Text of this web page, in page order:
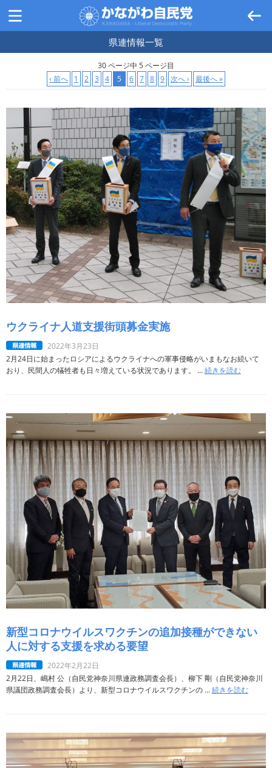
県連情報一覧
30 ページ中 5 ページ目
‹ 前へ
1 2 3 4 5 6 7 8 9 次へ › 最後へ »
ウクライナ人道支援街頭募金実施
2022年3月23日
2月24日に始まったロシアによるウクライナへの軍事侵略がいまもなお続いて
おり、民間人の犠牲者も日々増えている状況であります。 ...続きを読む
新型コロナウイルスワクチンの追加接種ができない
人に対する支援を求める要望
2022年2月22日
2月22日、嶋村 公（自民党神奈川県連政務調査会長）、柳下 剛（自民党神奈川
県議団政務調査会長）より、新型コロナウイルスワクチンの ...続きを読む